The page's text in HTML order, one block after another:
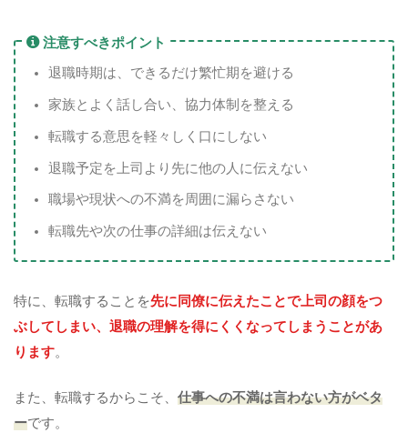
注意すべきポイント
退職時期は、できるだけ繁忙期を避ける
家族とよく話し合い、協力体制を整える
転職する意思を軽々しく口にしない
退職予定を上司より先に他の人に伝えない
職場や現状への不満を周囲に漏らさない
転職先や次の仕事の詳細は伝えない
特に、転職することを先に同僚に伝えたことで上司の顔をつ
ぶしてしまい、退職の理解を得にくくなってしまうことがあ
ります。
また、転職するからこそ、 仕事への不満は言わない方がベタ
ーです。